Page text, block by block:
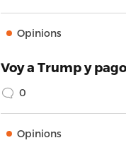
Opinions
Voy a Trump y
0
Opinions